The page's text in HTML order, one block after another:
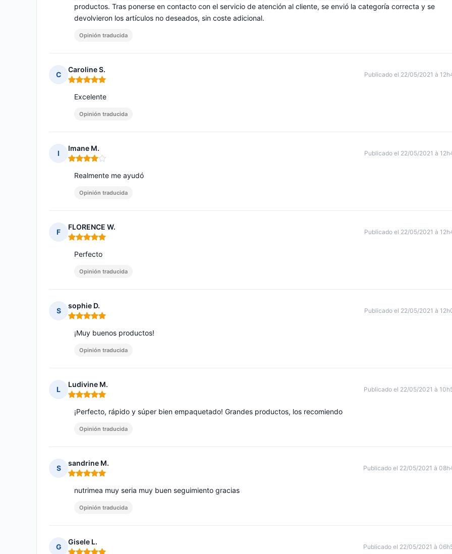
productos. Tras ponerse en contacto con el servicio de atención al cliente, se envió la categoría correcta y se
devolvieron los artículos no deseados, sin coste adicional.
Opinión traducida
C
Caroline S.
Nota: 5 de 5
Publicado el 22/05/2021 à
Excelente
Opinión traducida
I
Imane M.
Nota: 4 de 5
Publicado el 22/05/2021 à
Realmente me ayudó
Opinión traducida
F
FLORENCE W.
Nota: 5 de 5
Publicado el 22/05/2021 à
Perfecto
Opinión traducida
S
sophie D.
Nota: 5 de 5
Publicado el 22/05/2021 à
¡Muy buenos productos!
Opinión traducida
L
Ludivine M.
Nota: 5 de 5
Publicado el 22/05/2021 à
¡Perfecto, rápido y súper bien empaquetado! Grandes productos, los recomiendo
Opinión traducida
S
sandrine M.
Nota: 5 de 5
Publicado el 22/05/2021 à
nutrimea muy seria muy buen seguimiento gracias
Opinión traducida
G
Gisele L.
Publicado el 22/05/2021 à